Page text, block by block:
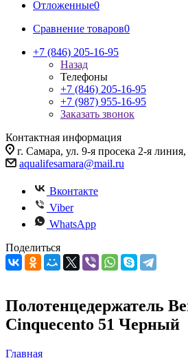
Отложенные0
Сравнение товаров0
+7 (846) 205-16-95
Назад
Телефоны
+7 (846) 205-16-95
+7 (987) 955-16-95
Заказать звонок
Контактная информация
г. Самара, ул. 9-я просека 2-я
aqualifesamara@mail.ru
Вконтакте
Viber
WhatsApp
Поделиться
Полотенцедержатель
Cinquecento 51 Черный
Главная